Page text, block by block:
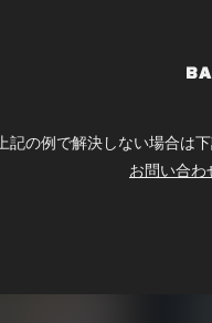
上記の例で解決しない場合は
お問い合わ